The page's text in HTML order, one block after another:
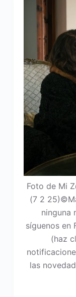
Foto de Mi
(7 2
ninguna
síguenos en
(haz
las